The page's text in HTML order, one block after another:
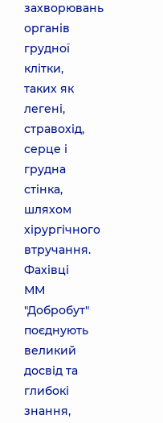
захворювань
органів
грудної
клітки,
таких як
легені,
стравохід,
серце і
грудна
стінка,
шляхом
хірургічного
втручання.
Фахівці
ММ
"Добробут"
поєднують
великий
досвід та
глибокі
знання,